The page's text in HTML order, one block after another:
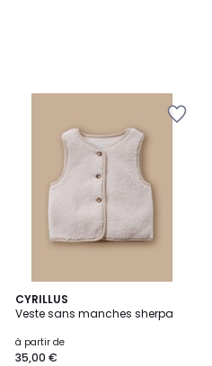
CYRILLUS
Veste sans manches sherpa
à partir de
35,00 €
2
Couleurs